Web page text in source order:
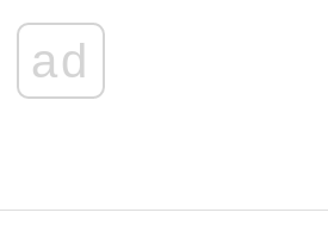
ad